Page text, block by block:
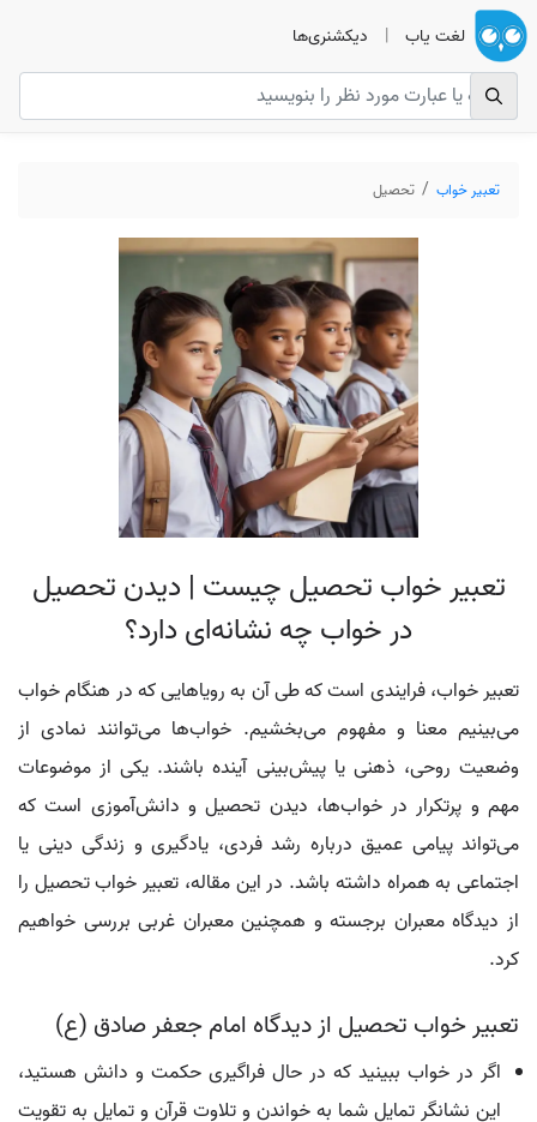
لغت یاب | دیکشنری‌ها
تعبیر خواب تحصیل
تعبیر خواب تحصیل چیست | دیدن تحصیل
در خواب چه نشانه‌ای دارد؟
تعبیر خواب، فرایندی است که طی آن به رویاهایی که در هنگام خواب
می‌بینیم معنا و مفهوم می‌بخشیم. خواب‌ها می‌توانند نمادی از
وضعیت روحی، ذهنی یا پیش‌بینی آینده باشند. یکی از موضوعات
مهم و پرتکرار در خواب‌ها، دیدن تحصیل و دانش‌آموزی است که
می‌تواند پیامی عمیق درباره رشد فردی، یادگیری و زندگی دینی یا
اجتماعی به همراه داشته باشد. در این مقاله، تعبیر خواب تحصیل را
از دیدگاه معبران برجسته و همچنین معبران غربی بررسی خواهیم
کرد.
تعبیر خواب تحصیل از دیدگاه امام جعفر صادق (ع)
اگر در خواب ببینید که در حال فراگیری حکمت و دانش هستید،
این نشانگر تمایل شما به خواندن و تلاوت قرآن و تمایل به تقویت